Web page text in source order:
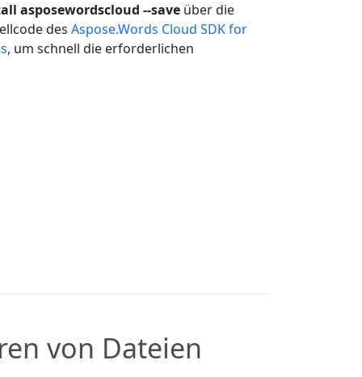
asposewordscloud --save über die
des Aspose.Words Cloud SDK for
, um schnell die erforderlichen
von Dateien